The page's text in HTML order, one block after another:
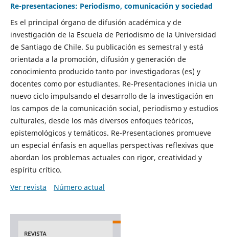
Re-presentaciones: Periodismo, comunicación y sociedad
Es el principal órgano de difusión académica y de
investigación de la Escuela de Periodismo de la Universidad
de Santiago de Chile. Su publicación es semestral y está
orientada a la promoción, difusión y generación de
conocimiento producido tanto por investigadoras (es) y
docentes como por estudiantes. Re-Presentaciones inicia un
nuevo ciclo impulsando el desarrollo de la investigación en
los campos de la comunicación social, periodismo y estudios
culturales, desde los más diversos enfoques teóricos,
epistemológicos y temáticos. Re-Presentaciones promueve
un especial énfasis en aquellas perspectivas reflexivas que
abordan los problemas actuales con rigor, creatividad y
espíritu crítico.
Ver revista
Número actual